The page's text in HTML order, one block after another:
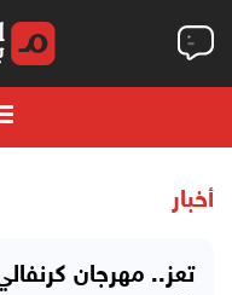
أخبار
تعز.. مهرجان